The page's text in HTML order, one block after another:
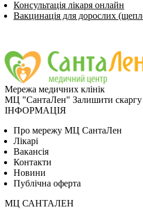
Консультація лікаря онлайн
Вакцинація для дорослих
Мережа медичних клінік
МЦ "СантаЛен" Залишити скаргу
ІНФОРМАЦІЯ
Про мережу МЦ СантаЛен
Лікарі
Вакансія
Контакти
Новини
Публічна оферта
МЦ САНТАЛЕН